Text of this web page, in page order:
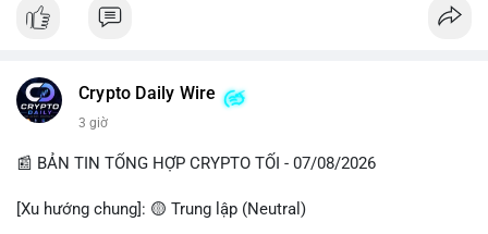
• CoinGecko Trending: Plume (PLUME), Cash Cat (CASHCAT),
• LunarCrush Trending: Ethereum, Solana, Dogecoin, Polkadot,
Chainlink.
Viettel) và các từ khóa đời sống khác đang chiếm ưu thế.
💬 DÒNG CHẢY TIN TỨC & TRUYỀN THÔNG
Crypto Daily Wire
3 giờ
📰 BẢN TIN TỔNG HỢP CRYPTO TỐI - 07/08/2026
[Xu hướng chung]: 🟡 Trung lập (Neutral)